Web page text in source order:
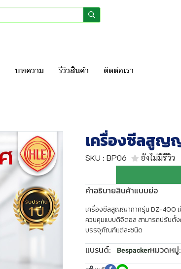
บทความ รีวิวสินค้า ติดต่อเรา
เครื่องซีลสูญ
SKU : BP06 ยังไม่มีรีวิว
คำอธิบายสินค้าแบบย่อ
เครื่องซีลสูญญากาศรุ่น DZ-400
ควบคุมแบบดิจิตอล สามารถปรับตั้ง
บรรจุภัณฑ์แต่ละชนิด
แบรนด์: Bespackerหมวดหมู่: